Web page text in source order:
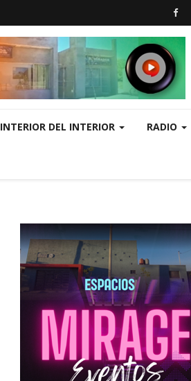
INTERIOR DEL INTERIOR RADIO